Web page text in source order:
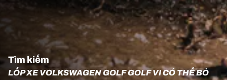
Tìm kiếm
LỐP XE VOLKSWAGEN GOLF GOLF VI CÓ THỂ BỎ